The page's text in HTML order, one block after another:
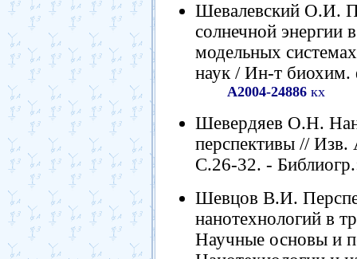
Шевалевский О.И.
солнечной энергии
модельных
наук / Ин-т
А2004-24886 кх
Шевердяев О.Н.
перспективы //
С.26-32. -
Шевцов В.И.
нанотехнологий в
Научные основы и